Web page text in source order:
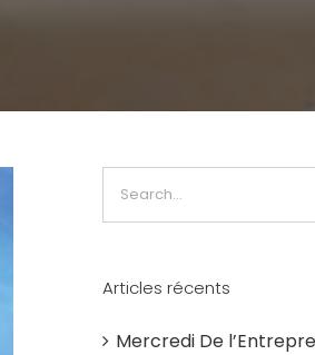
Articles récents
Mercredi De